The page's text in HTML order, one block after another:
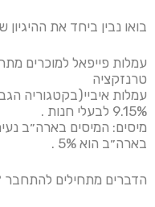
בואו נבין ביחד את
טרנזקציה
9.15% לבעלי חנות .
בארה״ב הוא 5% .
הדברים מתחילים להתחבר